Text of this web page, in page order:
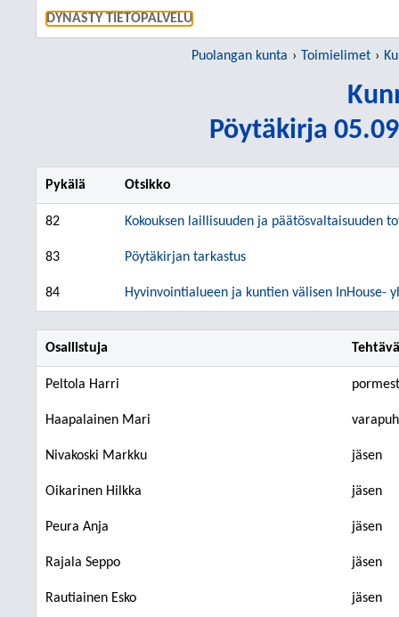
DYNASTY TIETOPALVELU
Puolangan kunta Toimielimet
Pöytäkirja
Pykälä Otsikko
82 Kokouksen laillisuuden ja päätösvaltaisuuden
83 Pöytäkirjan tarkastus
84 Hyvinvointialueen ja kuntien välisen
Osallistuja Tehtävä
Peltola Harri
Haapalainen Mari
Nivakoski Markku jäsen
Oikarinen Hilkka jäsen
Peura Anja jäsen
Rajala Seppo jäsen
Rautiainen Esko jäsen